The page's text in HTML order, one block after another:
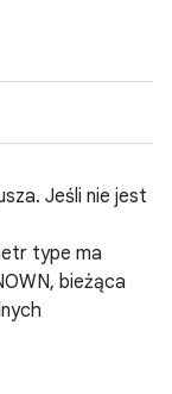
Jeśli nie jest
type ma
bieżąca